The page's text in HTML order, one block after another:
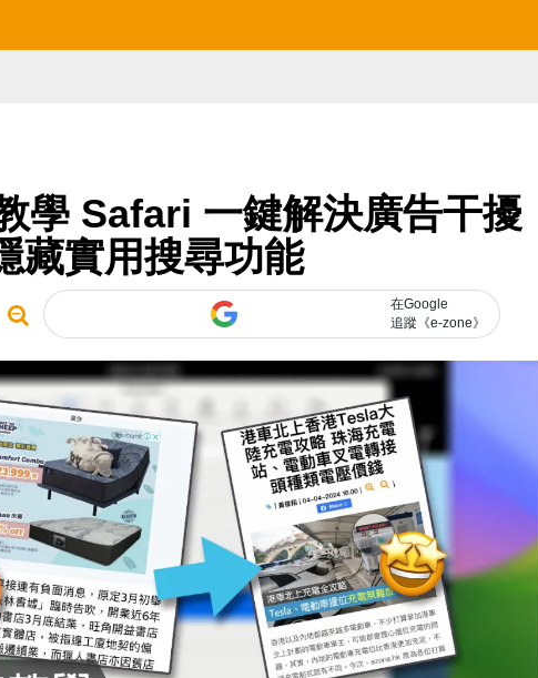
學 Safari 一鍵解決廣告干擾
藏實用搜尋功能
在Google
追蹤《e-zone》